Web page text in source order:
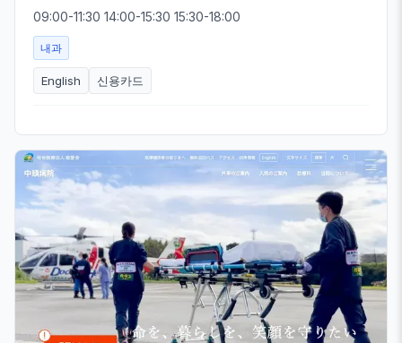
09:00-11:30 14:00-15:30 15:30-18:00
내과
English 신용카드